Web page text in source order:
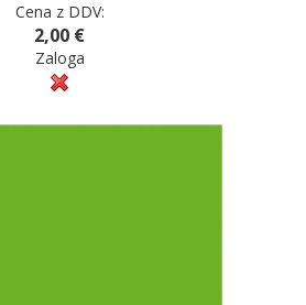
Cena z DDV:
2,00 €
Zaloga